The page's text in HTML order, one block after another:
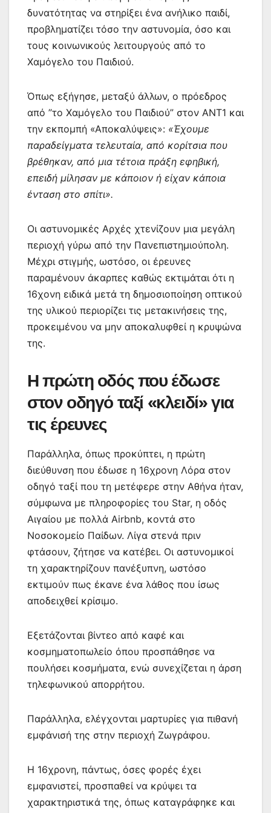
δυνατότητας να στηρίξει ένα ανήλικο παιδί,
προβληματίζει τόσο την αστυνομία, όσο και
τους κοινωνικούς λειτουργούς από το
Χαμόγελο του Παιδιού.
Όπως εξήγησε, μεταξύ άλλων, ο πρόεδρος
από ”το Χαμόγελο του Παιδιού” στον ΑΝΤ1 και
την εκπομπή «Αποκαλύψεις»: «Έχουμε
παραδείγματα τελευταία, από κορίτσια που
βρέθηκαν, από μια τέτοια πράξη εφηβική,
επειδή μίλησαν με κάποιον ή είχαν κάποια
ένταση στο σπίτι».
Οι αστυνομικές Αρχές χτενίζουν μια μεγάλη
περιοχή γύρω από την Πανεπιστημιούπολη.
Μέχρι στιγμής, ωστόσο, οι έρευνες
παραμένουν άκαρπες καθώς εκτιμάται ότι η
16χονη ειδικά μετά τη δημοσιοποίηση οπτικού
της υλικού περιορίζει τις μετακινήσεις της,
προκειμένου να μην αποκαλυφθεί η κρυψώνα
της.
Η πρώτη οδός που έδωσε
στον οδηγό ταξί «κλειδί» για
τις έρευνες
Παράλληλα, όπως προκύπτει, η πρώτη
διεύθυνση που έδωσε η 16χρονη Λόρα στον
οδηγό ταξί που τη μετέφερε στην Αθήνα ήταν,
σύμφωνα με πληροφορίες του Star, η οδός
Αιγαίου με πολλά Airbnb, κοντά στο
Νοσοκομείο Παίδων. Λίγα στενά πριν
φτάσουν, ζήτησε να κατέβει. Οι αστυνομικοί
τη χαρακτηρίζουν πανέξυπνη, ωστόσο
εκτιμούν πως έκανε ένα λάθος που ίσως
αποδειχθεί κρίσιμο.
Εξετάζονται βίντεο από καφέ και
κοσμηματοπωλείο όπου προσπάθησε να
πουλήσει κοσμήματα, ενώ συνεχίζεται η άρση
τηλεφωνικού απορρήτου.
Παράλληλα, ελέγχονται μαρτυρίες για πιθανή
εμφάνισή της στην περιοχή Ζωγράφου.
Η 16χρονη, πάντως, όσες φορές έχει
εμφανιστεί, προσπαθεί να κρύψει τα
χαρακτηριστικά της, όπως καταγράφηκε και